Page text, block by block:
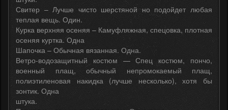
Свитер – Лучше чисто шерстяной но подойдет любая
теплая вещь. Один.
Курка верхняя осеняя – Камуфляжная, спецовка, плотная
осеняя куртка. Одна
Шапочка – Обычная вязанная. Одна.
Ветро-водозащитный костюм — Спец костюм, пончо,
военный плащ, обычный непромокаемый плащ,
полиэтиленовая накидка (лучше несколько), хотя бы
зонтик. Одна
штука.